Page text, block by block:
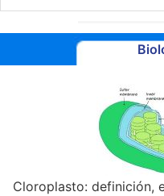
Cloroplasto: definición,